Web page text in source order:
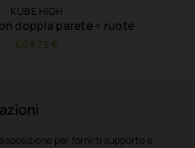
KUBE HIGH
doppia parete + ruote
608,73 €
per fornirti supporto e